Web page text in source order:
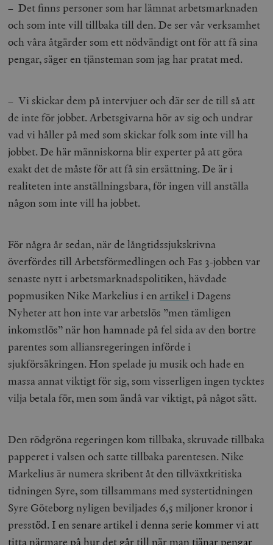
– Det finns personer som har lämnat arbetsmarknaden
och som inte vill tillbaka till den. De ser vår verksamhet
och våra åtgärder som ett nödvändigt ont för att få sina
pengar, säger en tjänsteman som jag har pratat med.
– Vi skickar dem på intervjuer och där ser de till så att
de inte för jobbet. Arbetsgivarna hör av sig och undrar
vad vi håller på med som skickar folk som inte vill ha
jobbet. De här människorna blir experter på att göra
exakt det de måste för att få sin ersättning. De är i
realiteten inte anställningsbara, för ingen vill anställa
någon som inte vill ha jobbet.
För några år sedan, när de långtidssjukskrivna
överfördes till Arbetsförmedlingen och Fas 3-jobben var
senaste nytt i arbetsmarknadspolitiken, hävdade
popmusiken Nike Markelius i en artikeli Dagens
Nyheter att hon inte var arbetslös ”men tämligen
inkomstlös” när hon hamnade på fel sida av den bortre
parentes som alliansregeringen införde i
sjukförsäkringen. Hon spelade ju musik och hade en
massa annat viktigt för sig, som visserligen ingen tycktes
vilja betala för, men som ändå var viktigt, på något sätt.
Den rödgröna regeringen kom tillbaka, skruvade tillbaka
papperet i valsen och satte tillbaka parentesen. Nike
Markelius är numera skribent åt den tillväxtkritiska
tidningen Syre, som tillsammans med systertidningen
Syre Göteborg nyligen beviljades 6,5 miljoner kronor i
presstöd. I en senare artikel i denna serie kommer vi att
titta närmare på hur det går till när man tjänar pengar